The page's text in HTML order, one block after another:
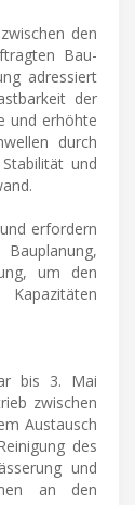
den
Bau-
adressiert
der
und erhöhte
durch
und
erfordern
um den
bis 3. Mai
zwischen
Austausch
des
und
an den